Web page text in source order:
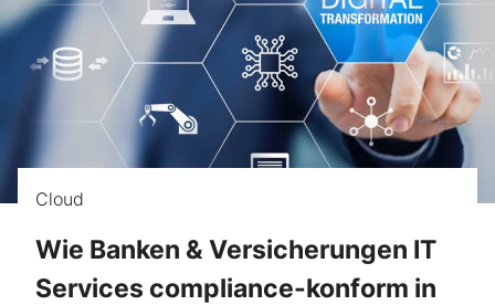
Cloud
Wie Banken & Versicherungen IT
Services compliance-konform in